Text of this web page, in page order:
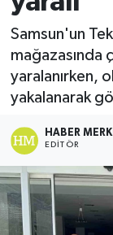
Samsun'un
mağazasında
yaralanırken,
yakalanarak
HABER
EDITÖR
Ekonomi
Sağlık